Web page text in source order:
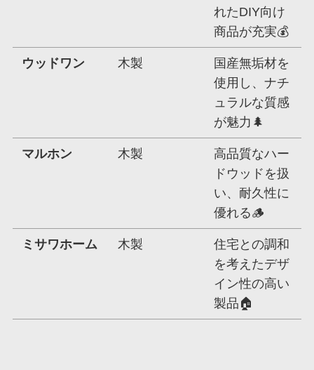
れたDIY向け
商品が充実💰
ウッドワン 木製
国産無垢材を
使用し、ナチ
ュラルな質感
が魅力🌲
マルホン 木製
高品質なハー
ドウッドを扱
い、耐久性に
優れる🪵
ミサワホーム 木製
住宅との調和
を考えたデザ
イン性の高い
製品🏠